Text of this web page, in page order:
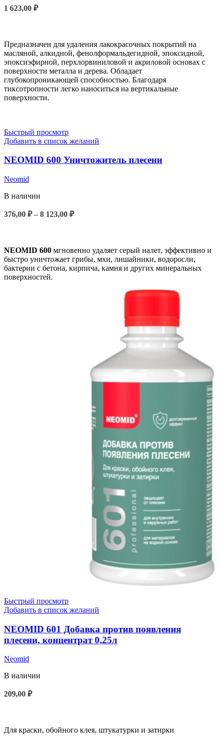
1 623,00 ₽
Предназначен для удаления лакокрасочных покрытий на
масляной, алкидной, фенолформальдегидной, эпоксидной,
эпоксиэфирной, перхлорвиниловой и акриловой основах с
поверхности металла и дерева. Обладает
глубокопроникающей способностью. Благодаря
тиксотропности легко наноситься на вертикальные
поверхности.
Быстрый просмотр
Добавить в список желаний
NEOMID 600 Уничтожитель плесени
Neomid
В наличии
376,00 ₽ – 8 123,00 ₽
NEOMID 600 мгновенно удаляет серый налет, эффективно и
быстро уничтожает грибы, мхи, лишайники, водоросли,
бактерии с бетона, кирпича, камня и других минеральных
поверхностей.
Быстрый просмотр
Добавить в список желаний
NEOMID 601 Добавка против появления
плесени, концентрат 0,25л
Neomid
В наличии
209,00 ₽
Для краски, обойного клея, штукатурки и затирки